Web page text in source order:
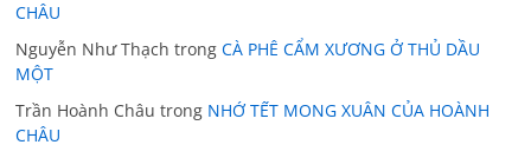
CHÂU
Nguyễn Như Thạch trongCÀ PHÊ CẨM XƯƠNG Ở THỦ DẦU
MỘT
Trần Hoành Châu trong NHỚ TẾT MONG XUÂN CỦA HOÀNH
CHÂU